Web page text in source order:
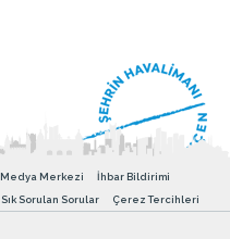
Medya Merkezi
İhbar Bildirimi
Sık Sorulan Sorular Çerez Tercihleri